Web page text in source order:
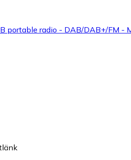
portable radio - DAB/DAB+/FM -